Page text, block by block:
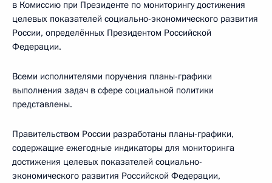
в Комиссию при Президенте по мониторингу достижения
целевых показателей социально-экономического развития
России, определённых Президентом Российской
Федерации.
Всеми исполнителями поручения планы-графики
выполнения задач в сфере социальной политики
представлены.
Правительством России разработаны планы-графики,
содержащие ежегодные индикаторы для мониторинга
достижения целевых показателей социально-
экономического развития Российской Федерации,